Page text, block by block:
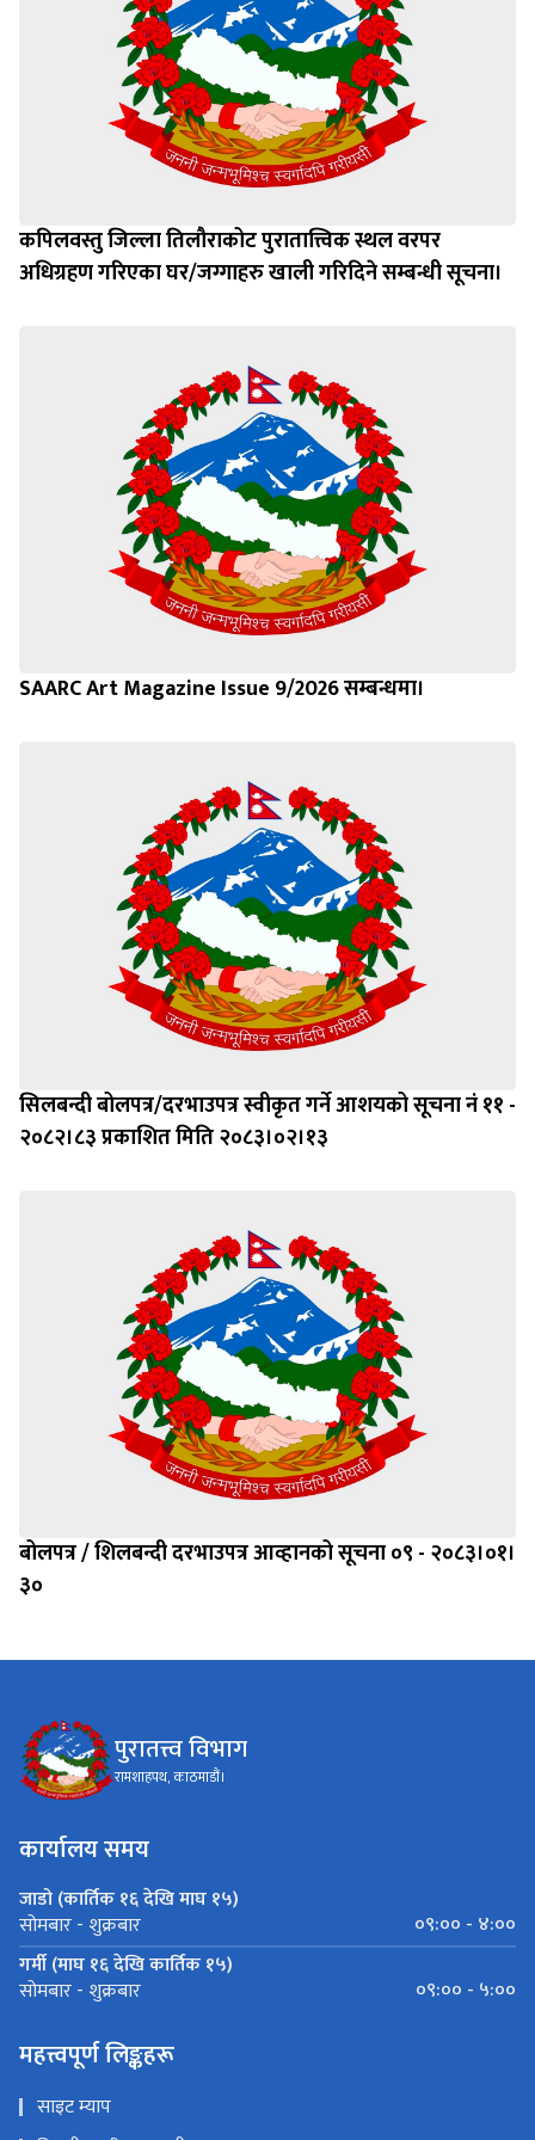
कपिलवस्तु जिल्ला तिलौराकोट पुरातात्त्विक स्थल वरपर
अधिग्रहण गरिएका घर/जग्गाहरु खाली गरिदिने सम्बन्धी सूचना।
SAARC Art Magazine Issue 9/2026 सम्बन्धमा।
सिलबन्दी बोलपत्र/दरभाउपत्र स्वीकृत गर्ने आशयको सूचना नं ११ -
२०८२।८३ प्रकाशित मिति २०८३।०२।१३
बोलपत्र / शिलबन्दी दरभाउपत्र आव्हानको सूचना ०९ - २०८३।०१।
३०
पुरातत्त्व विभाग
रामशाहपथ, काठमाडौं।
कार्यालय समय
जाडो (कार्तिक १६ देखि माघ १५)
सोमबार - शुक्रबार
०९:०० - ४:००
गर्मी (माघ १६ देखि कार्तिक १५)
सोमबार - शुक्रबार ०९:०० - ५:००
महत्त्वपूर्ण लिङ्कहरू
साइट म्याप